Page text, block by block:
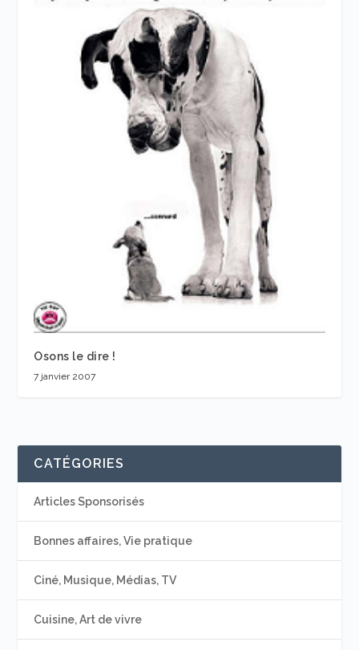
Osons le dire !
7 janvier 2007
CATÉGORIES
Articles Sponsorisés
Bonnes affaires, Vie pratique
Ciné, Musique, Médias, TV
Cuisine, Art de vivre